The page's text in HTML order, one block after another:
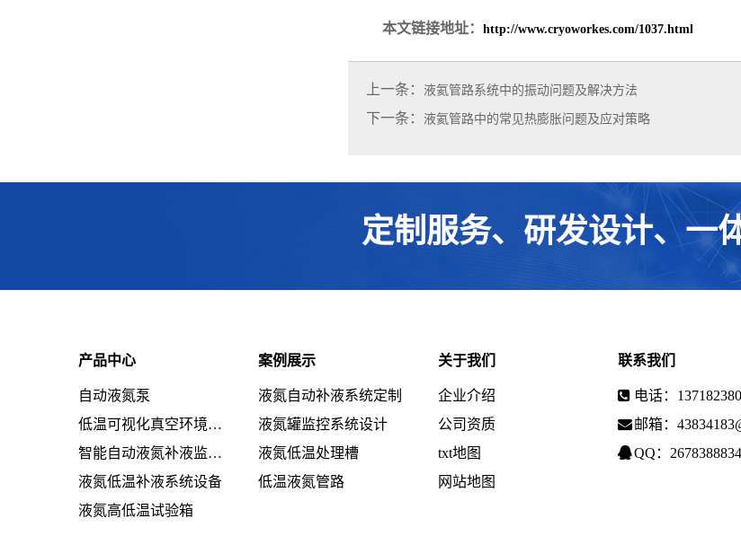
本文链接地址： http://www.cryoworkes.com/1037.html
上一条： 液氦管路系统中的振动问题及解决方法
下一条： 液氦管路中的常见热膨胀问题及应对策略
定制服务、研发设计、一
产品中心
自动液氮泵
低温可视化真空环境系统设备
智能自动液氮补液监控系统设备
液氮低温补液系统设备
液氮高低温试验箱
案例展示
液氮自动补液系统定制
液氮罐监控系统设计
液氮低温处理槽
低温液氮管路
关于我们
企业介绍
公司资质
txt地图
网站地图
联系我们
电话：
邮箱：
QQ：2678388834